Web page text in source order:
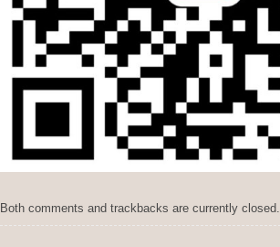
Both comments and trackbacks are currently closed.